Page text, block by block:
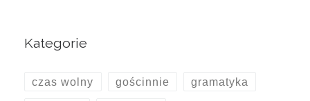
Kategorie
czas wolny gościnnie gramatyka